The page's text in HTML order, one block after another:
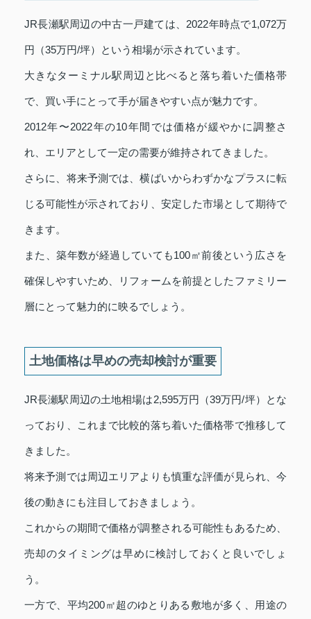
JR長瀬駅周辺の中古一戸建ては、2022年時点で1,072万
円（35万円/坪）という相場が示されています。
大きなターミナル駅周辺と比べると落ち着いた価格帯
で、買い手にとって手が届きやすい点が魅力です。
2012年〜2022年の10年間では価格が緩やかに調整さ
れ、エリアとして一定の需要が維持されてきました。
さらに、将来予測では、横ばいからわずかなプラスに転
じる可能性が示されており、安定した市場として期待で
きます。
また、築年数が経過していても100㎡前後という広さを
確保しやすいため、リフォームを前提としたファミリー
層にとって魅力的に映るでしょう。
土地価格は早めの売却検討が重要
JR長瀬駅周辺の土地相場は2,595万円（39万円/坪）とな
っており、これまで比較的落ち着いた価格帯で推移して
きました。
将来予測では周辺エリアよりも慎重な評価が見られ、今
後の動きにも注目しておきましょう。
これからの期間で価格が調整される可能性もあるため、
売却のタイミングは早めに検討しておくと良いでしょ
う。
一方で、平均200㎡超のゆとりある敷地が多く、用途の